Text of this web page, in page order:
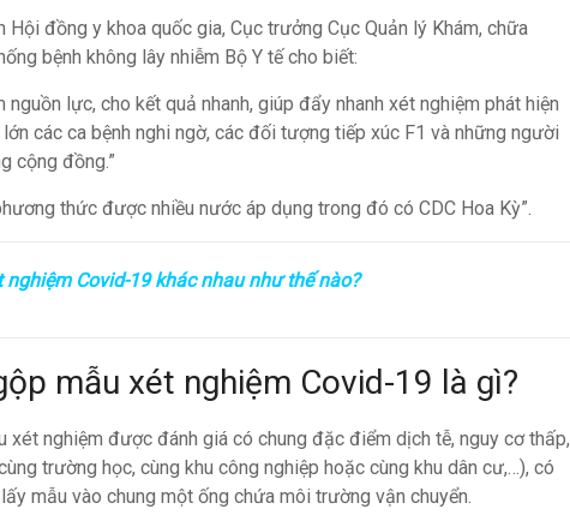
Hội đồng y khoa quốc gia, Cục trưởng Cục Quản lý Khám, chữa
bệnh không lây nhiễm Bộ Y tế cho biết:
lực, cho kết quả nhanh, giúp đẩy nhanh xét nghiệm phát hiện
các ca bệnh nghi ngờ, các đối tượng tiếp xúc F1 và những người
cộng đồng.”
thức được nhiều nước áp dụng trong đó có CDC Hoa Kỳ”.
nghiệm Covid-19 khác nhau như thế nào?
mẫu xét nghiệm Covid-19 là gì?
nghiệm được đánh giá có chung đặc điểm dịch tễ, nguy cơ thấp,
trường học, cùng khu công nghiệp hoặc cùng khu dân cư,…), có
mẫu vào chung một ống chứa môi trường vận chuyển.